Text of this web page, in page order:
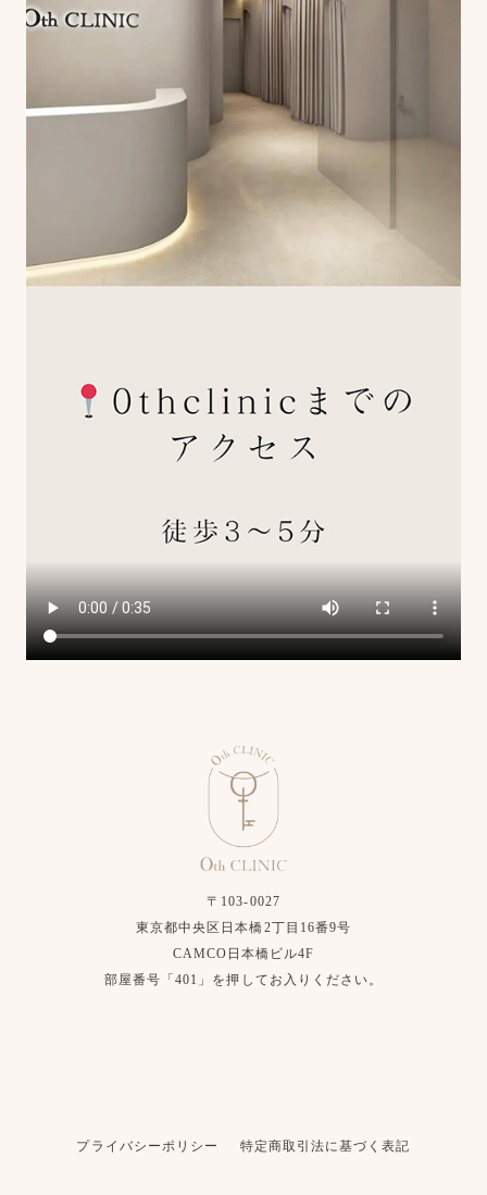
〒103-0027
東京都中央区日本橋2丁目16番9号
CAMCO日本橋ビル4F
部屋番号「401」を押してお入りください。
プライバシーポリシー 特定商取引法に基づく表記